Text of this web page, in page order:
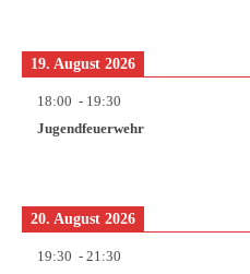
19. August 2026
18:00 - 19:30
Jugendfeuerwehr
20. August 2026
19:30 - 21:30